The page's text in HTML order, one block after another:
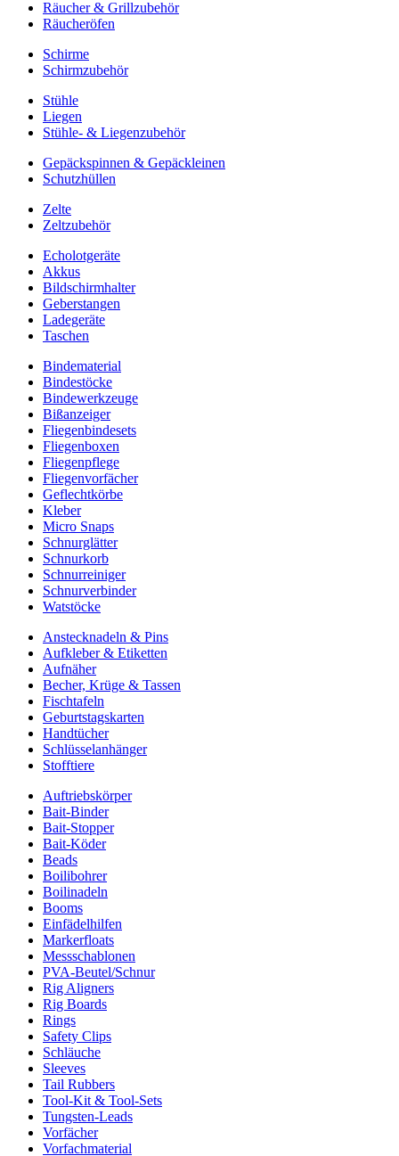
Räucher & Grillzubehör
Räucheröfen
Schirme
Schirmzubehör
Stühle
Liegen
Stühle- & Liegenzubehör
Gepäckspinnen & Gepäckleinen
Schutzhüllen
Zelte
Zeltzubehör
Echolotgeräte
Akkus
Bildschirmhalter
Geberstangen
Ladegeräte
Taschen
Bindematerial
Bindestöcke
Bindewerkzeuge
Bißanzeiger
Fliegenbindesets
Fliegenboxen
Fliegenpflege
Fliegenvorfächer
Geflechtkörbe
Kleber
Micro Snaps
Schnurglätter
Schnurkorb
Schnurreiniger
Schnurverbinder
Watstöcke
Anstecknadeln & Pins
Aufkleber & Etiketten
Aufnäher
Becher, Krüge & Tassen
Fischtafeln
Geburtstagskarten
Handtücher
Schlüsselanhänger
Stofftiere
Auftriebskörper
Bait-Binder
Bait-Stopper
Bait-Köder
Beads
Boilibohrer
Boilinadeln
Booms
Einfädelhilfen
Markerfloats
Messschablonen
PVA-Beutel/Schnur
Rig Aligners
Rig Boards
Rings
Safety Clips
Schläuche
Sleeves
Tail Rubbers
Tool-Kit & Tool-Sets
Tungsten-Leads
Vorfächer
Vorfachmaterial